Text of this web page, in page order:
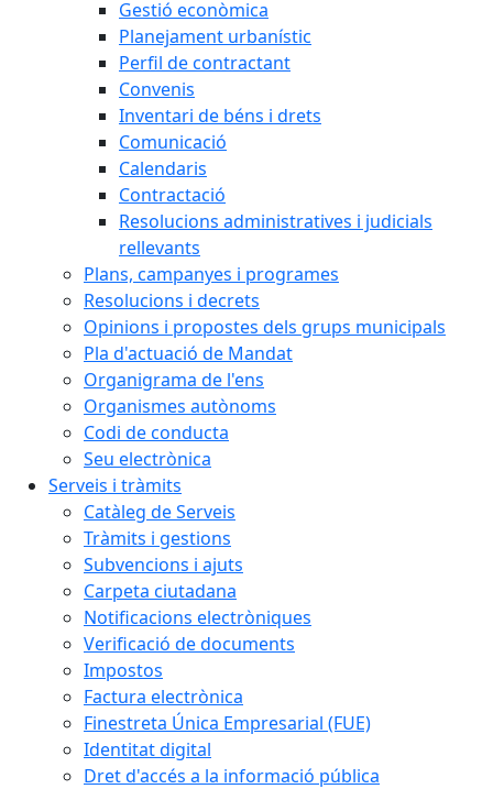
Gestió econòmica
Planejament urbanístic
Perfil de contractant
Convenis
Inventari de béns i drets
Comunicació
Calendaris
Contractació
Resolucions administratives i judicials
rellevants
Plans, campanyes i programes
Resolucions i decrets
Opinions i propostes dels grups municipals
Pla d'actuació de Mandat
Organigrama de l'ens
Organismes autònoms
Codi de conducta
Seu electrònica
Serveis i tràmits
Catàleg de Serveis
Tràmits i gestions
Subvencions i ajuts
Carpeta ciutadana
Notificacions electròniques
Verificació de documents
Impostos
Factura electrònica
Finestreta Única Empresarial (FUE)
Identitat digital
Dret d'accés a la informació pública